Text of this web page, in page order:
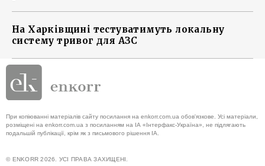
На Харківщині тестуватимуть локальну
систему тривог для АЗС
При копіюванні матеріалів сайту посилання на enkorr.com.ua обов'язкове. Усі матеріали,
розміщені на enkorr.com.ua з посиланням на ІА «Інтерфакс-Україна», не підлягають
подальшій публікації, крім як з письмового рішення ІА.
© ENKORR 2026. УСІ ПРАВА ЗАХИЩЕНІ.